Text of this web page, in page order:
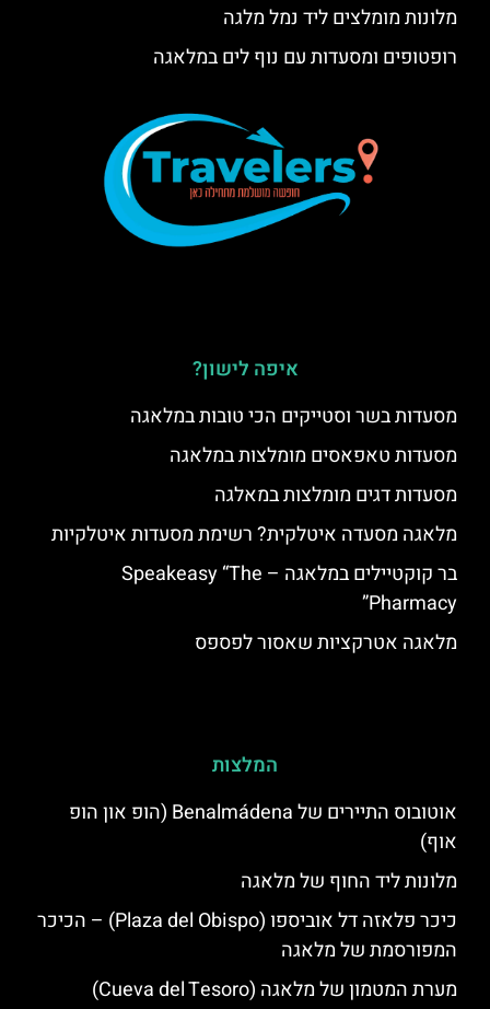
מלונות מומלצים ליד נמל מלגה
רופטופים ומסעדות עם נוף לים במלאגה
איפה לישון?
מסעדות בשר וסטייקים הכי טובות במלאגה
מסעדות טאפאסים מומלצות במלאגה
מסעדות דגים מומלצות במאלגה
מלאגה מסעדה איטלקית? רשימת מסעדות איטלקיות
בר קוקטיילים במלאגה – Speakeasy “The
Pharmacy”
מלאגה אטרקציות שאסור לפספס
המלצות
אוטובוס התיירים של Benalmádena (הופ און הופ
אוף)
מלונות ליד החוף של מלאגה
כיכר פלאזה דל אוביספו (Plaza del Obispo) – הכיכר
המפורסמת של מלאגה
מערת המטמון של מלאגה (Cueva del Tesoro)